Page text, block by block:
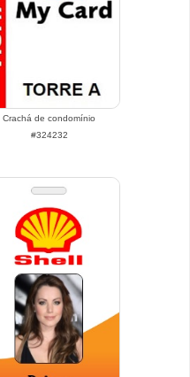
Crachá de condomínio
#324232